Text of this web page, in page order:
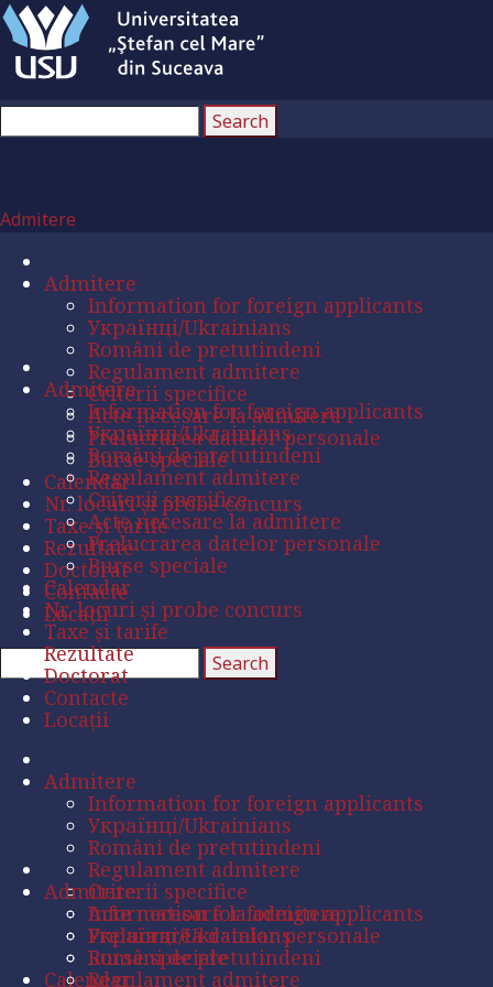
Admitere
Admitere
Information for foreign applicants
Українці/Ukrainians
Români de pretutindeni
Regulament admitere
Criterii specifice
Acte necesare la admitere
Prelucrarea datelor personale
Burse speciale
Calendar
Nr. locuri și probe concurs
Taxe și tarife
Rezultate
Doctorat
Contacte
Locații
Admitere
Information for foreign applicants
Українці/Ukrainians
Români de pretutindeni
Regulament admitere
Criterii specifice
Acte necesare la admitere
Prelucrarea datelor personale
Burse speciale
Calendar
Nr. locuri și probe concurs
Taxe și tarife
Rezultate
Doctorat
Contacte
Locații
Admitere
Information for foreign applicants
Українці/Ukrainians
Români de pretutindeni
Regulament admitere
Criterii specifice
Acte necesare la admitere
Prelucrarea datelor personale
Burse speciale
Calendar
Admitere
Information for foreign applicants
Українці/Ukrainians
Români de pretutindeni
Regulament admitere